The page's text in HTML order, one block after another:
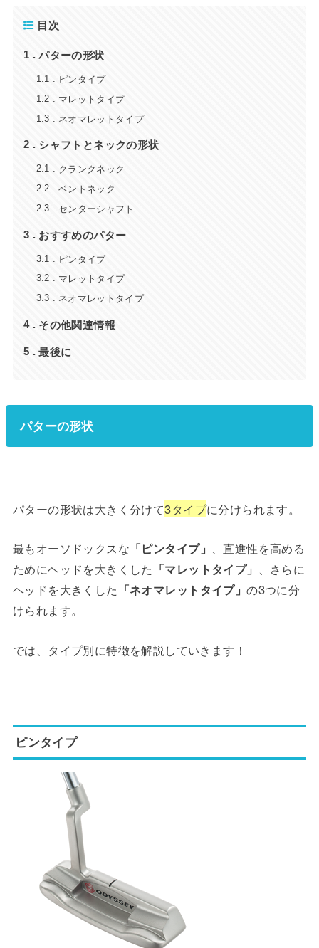
目次
1 パターの形状
1.1 ピンタイプ
1.2 マレットタイプ
1.3 ネオマレットタイプ
2 シャフトとネックの形状
2.1 クランクネック
2.2 ベントネック
2.3 センターシャフト
3 おすすめのパター
3.1 ピンタイプ
3.2 マレットタイプ
3.3 ネオマレットタイプ
4 その他関連情報
5 最後に
パターの形状
パターの形状は大きく分けて3タイプに分けられます。
最もオーソドックスな 「ピンタイプ」 、直進性を高める
ためにヘッドを大きくした 「マレットタイプ」 、さらに
ヘッドを大きくした 「ネオマレットタイプ」の3つに分
けられます。
では、タイプ別に特徴を解説していきます！
ピンタイプ